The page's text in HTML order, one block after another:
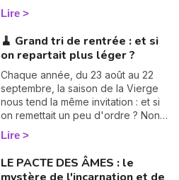
tourné une grande page. Les
nœuds lunaires ont changé d'axe !
Le nœud nord quitte les Poissons
pour s'installer en Verseau,
pendant que le nœud sud passe
de la Vierge au Lion. Rassurez-
vous, pas besoin d'être astrologue
pour le ressentir : ce basculement,
qui n'arrive que tous les 18 mois
les cartes de votre chemin de vie.
Et croyez-moi, vous allez adorer la
suite. 💫
Lire
🧹 Grand tri de rentrée : et si
on repartait plus léger ?
Chaque année, du 23 août au 22
septembre, la saison de la Vierge
nous tend la même invitation : et si
on remettait un peu d'ordre ? Non
pas par obsession du rangement,
mais parce que cette énergie de
Terre nous aide à y voir clair, à
alléger et à repartir sur des bases
Lire
LE PACTE DES ÂMES : le